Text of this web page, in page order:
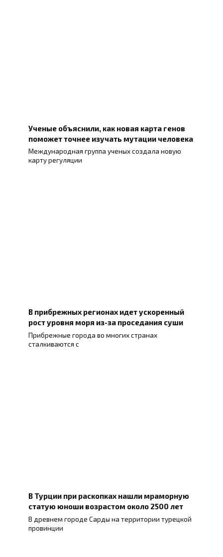
Ученые объяснили, как новая карта генов
поможет точнее изучать мутации человека
Международная группа ученых создала новую
карту регуляции
В прибрежных регионах идет ускоренный
рост уровня моря из-за проседания суши
Прибрежные города во многих странах
сталкиваются с
В Турции при раскопках нашли мраморную
статую юноши возрастом около 2500 лет
В древнем городе Сарды на территории турецкой
провинции